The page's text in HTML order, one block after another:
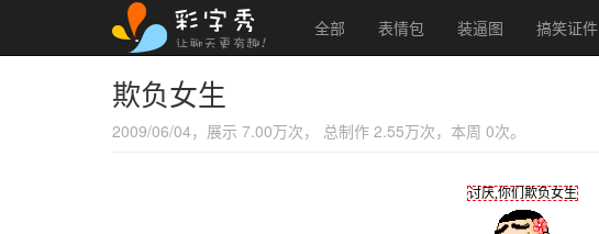
全部 表情包 装逼图 搞笑证件
欺负女生
2009/06/04，展示 7.00万次， 总制作 2.55万次，本周 0次。
讨厌,你们欺负女生